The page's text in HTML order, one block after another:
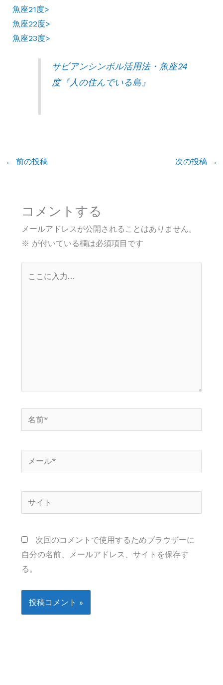
魚座21度>
魚座22度>
魚座23度>
サビアンシンボル活用法・魚座24
度『人の住んでいる島』
← 前の投稿 次の投稿 →
コメントする
メールアドレスが公開されることはありません。
※ が付いている欄は必須項目です
前
ー
イ
次回のコメントで使用するためブラウザーに
自分の名前、メールアドレス、サイトを保存す
る。